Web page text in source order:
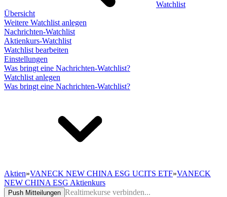
Watchlist
Übersicht
Weitere Watchlist anlegen
Nachrichten-Watchlist
Aktienkurs-Watchlist
Watchlist bearbeiten
Einstellungen
Was bringt eine Nachrichten-Watchlist?
Watchlist anlegen
Was bringt eine Nachrichten-Watchlist?
Aktien»VANECK NEW CHINA ESG UCITS ETF»VANECK
NEW CHINA ESG Aktienkurs
Push Mitteilungen Realtimekurse verbinden...